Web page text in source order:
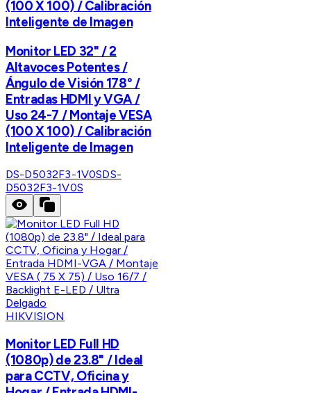
(100 X 100) / Calibración
Inteligente de Imagen
Monitor LED 32" / 2
Altavoces Potentes /
Ángulo de Visión 178° /
Entradas HDMI y VGA /
Uso 24-7 / Montaje VESA
(100 X 100) / Calibración
Inteligente de Imagen
DS-D5032F3-1V0SDS-
D5032F3-1V0S
HIKVISION
Monitor LED Full HD
(1080p) de 23.8" / Ideal
para CCTV, Oficina y